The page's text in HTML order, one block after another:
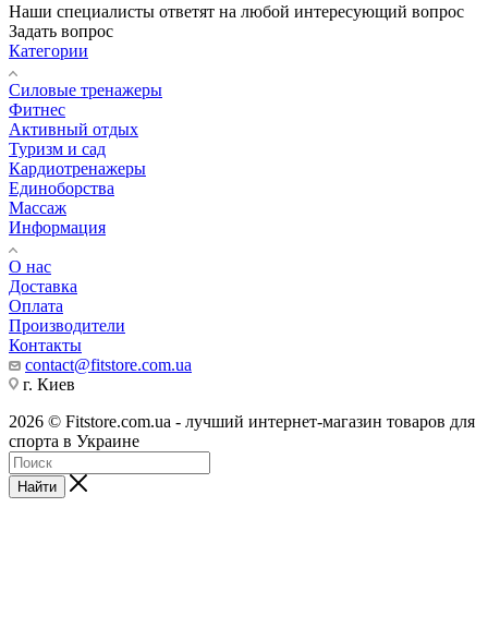
Наши специалисты ответят на любой интересующий вопрос
Задать вопрос
Категории
Силовые тренажеры
Фитнес
Активный отдых
Туризм и сад
Кардиотренажеры
Единоборства
Массаж
Информация
О нас
Доставка
Оплата
Производители
Контакты
contact@fitstore.com.ua
г. Киев
2026 © Fitstore.com.ua - лучший интернет-магазин товаров для
спорта в Украине
Найти